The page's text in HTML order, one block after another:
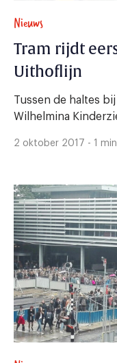
Nieuws
Tram rijdt
Uithoflijn
Tussen de haltes
Wilhelmina
2 oktober 2017 - 1